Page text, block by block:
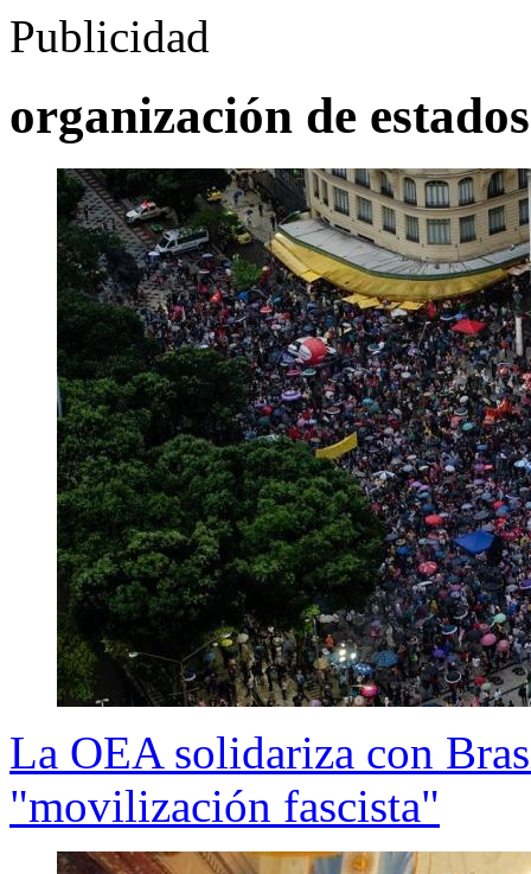
Publicidad
organización de
La OEA solidariza con
"movilización fascista"